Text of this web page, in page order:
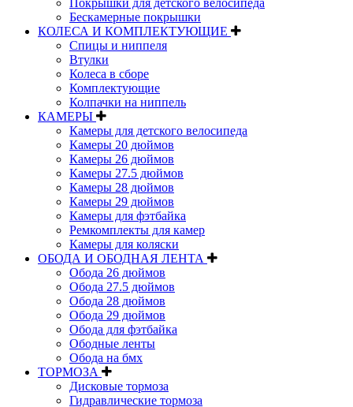
Покрышки для детского велосипеда
Бескамерные покрышки
КОЛЕСА И КОМПЛЕКТУЮЩИЕ
Спицы и ниппеля
Втулки
Колеса в сборе
Комплектующие
Колпачки на ниппель
КАМЕРЫ
Камеры для детского велосипеда
Камеры 20 дюймов
Камеры 26 дюймов
Камеры 27.5 дюймов
Камеры 28 дюймов
Камеры 29 дюймов
Камеры для фэтбайка
Ремкомплекты для камер
Камеры для коляски
ОБОДА И ОБОДНАЯ ЛЕНТА
Обода 26 дюймов
Обода 27.5 дюймов
Обода 28 дюймов
Обода 29 дюймов
Обода для фэтбайка
Ободные ленты
Обода на бмх
ТОРМОЗА
Дисковые тормоза
Гидравлические тормоза